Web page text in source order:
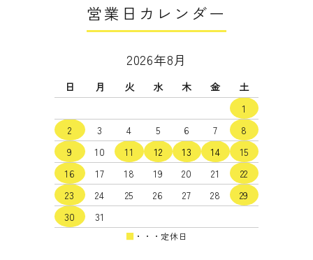
営業日カレンダー
2026年8月
日 月 火 水 木 金
土
1
2
3 4 5 6 7
8
9
10 11 12 13 14
15
16
17 18 19 20 21
22
23
24 25 26 27 28
29
30
31
■ ・・・定休日